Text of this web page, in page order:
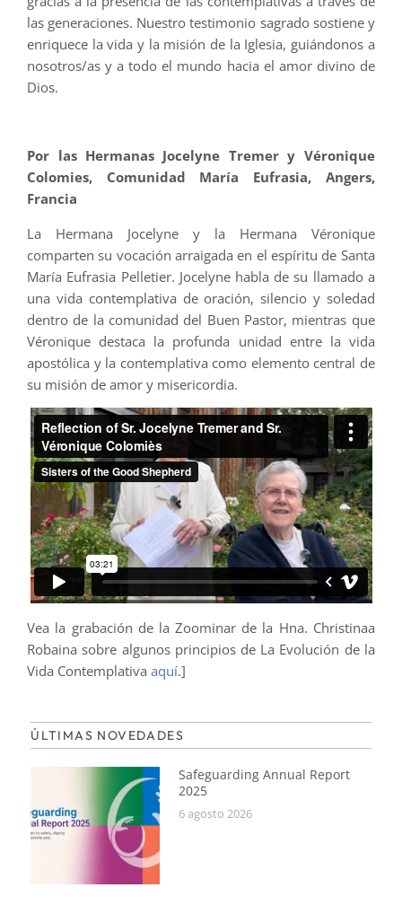
las generaciones. Nuestro testimonio sagrado sostiene y
enriquece la vida y la misión de la Iglesia, guiándonos a
nosotros/as y a todo el mundo hacia el amor divino de
Dios.
Por las Hermanas Jocelyne Tremer y Véronique
Colomies, Comunidad María Eufrasia, Angers,
Francia
La Hermana Jocelyne y la Hermana Véronique
comparten su vocación arraigada en el espíritu de Santa
María Eufrasia Pelletier. Jocelyne habla de su llamado a
una vida contemplativa de oración, silencio y soledad
dentro de la comunidad del Buen Pastor, mientras que
Véronique destaca la profunda unidad entre la vida
apostólica y la contemplativa como elemento central de
su misión de amor y misericordia.
Vea la grabación de la Zoominar de la Hna. Christinaa
Robaina sobre algunos principios de La Evolución de la
Vida Contemplativaaquí.]
ÚLTIMAS NOVEDADES
Safeguarding Annual Report
2025
6 agosto 2026